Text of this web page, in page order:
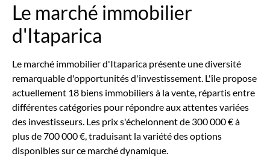
Le marché immobilier
d'Itaparica
Le marché immobilier d'Itaparica présente une diversité
remarquable d'opportunités d'investissement. L'île propose
actuellement 18 biens immobiliers à la vente, répartis entre
différentes catégories pour répondre aux attentes variées
des investisseurs. Les prix s'échelonnent de 300 000 € à
plus de 700 000 €, traduisant la variété des options
disponibles sur ce marché dynamique.